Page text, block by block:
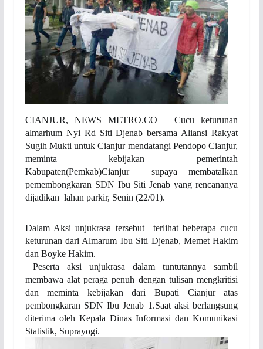
CIANJUR, NEWS METRO.CO – Cucu keturunan
almarhum Nyi Rd Siti Djenab bersama Aliansi Rakyat
Sugih Mukti untuk Cianjur mendatangi Pendopo Cianjur,
meminta kebijakan pemerintah
Kabupaten(Pemkab)Cianjur supaya membatalkan
pemembongkaran SDN Ibu Siti Jenab yang rencananya
dijadikan lahan parkir, Senin (22/01).
Dalam Aksi unjukrasa tersebut terlihat beberapa cucu
keturunan dari Almarum Ibu Siti Djenab, Memet Hakim
dan Boyke Hakim.
Peserta aksi unjukrasa dalam tuntutannya sambil
membawa alat peraga penuh dengan tulisan mengkritisi
dan meminta kebijakan dari Bupati Cianjur atas
pembongkaran SDN Ibu Jenab 1.Saat aksi berlangsung
diterima oleh Kepala Dinas Informasi dan Komunikasi
Statistik, Suprayogi.